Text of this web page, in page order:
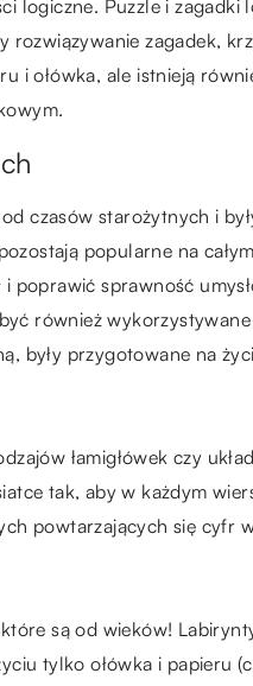
logiczne. Puzzle i
zagadek,
i ołówka, ale istnieją
czasów starożytnych i
popularne na
i poprawić sprawność
również
były przygotowane na
łamigłówek czy
tak, aby w każdym
powtarzających się cyfr
są od wieków!
tylko ołówka i papieru